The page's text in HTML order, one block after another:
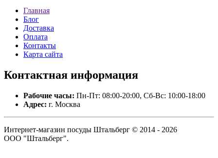
Главная
Блог
Доставка
Оплата
Контакты
Карта сайта
Контактная информация
Рабочие часы: Пн-Пт: 08:00-20:00, Сб-Вс: 10:00-18:00
Адрес: г. Москва
Интернет-магазин посуды Штальберг © 2014 - 2026
ООО "Штальберг".